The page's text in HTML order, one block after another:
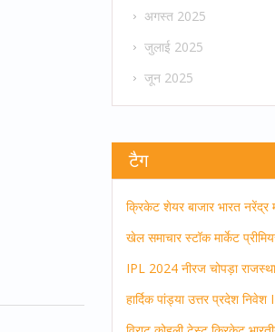
अगस्त 2025
जुलाई 2025
जून 2025
टैग
क्रिकेट शेयर बाजार भारत नरेंद्र
खेल समाचार स्टॉक मार्केट
IPL 2024 नीरज चोपड़ा
हार्दिक पांड्या उत्तर प्रदेश निवेश